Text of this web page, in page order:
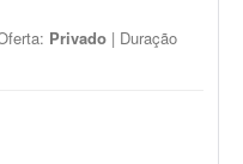
Privado | Duração